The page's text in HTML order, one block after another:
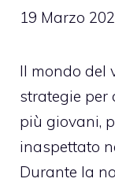
19 Marzo
Il mondo del
strategie per
più giovani,
inaspettato
Durante la